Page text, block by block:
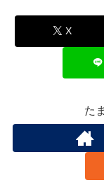
X
た